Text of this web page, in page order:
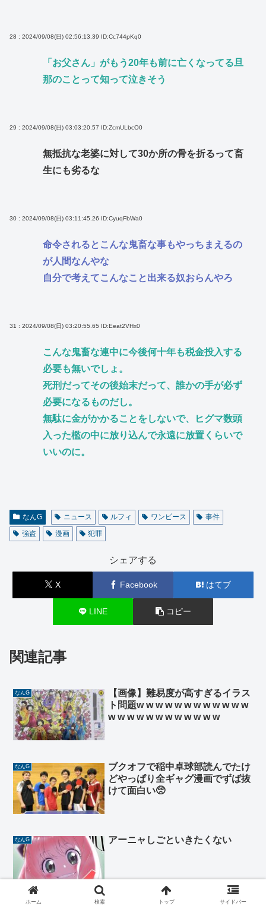
28 : 2024/09/08(日) 02:56:13.39 ID:Cc744pKq0
「お父さん」がもう20年も前に亡くなってる旦
那のことって知って泣きそう
29 : 2024/09/08(日) 03:03:20.57 ID:ZcmULbcO0
無抵抗な老婆に対して30か所の骨を折るって畜
生にも劣るな
30 : 2024/09/08(日) 03:11:45.26 ID:CyuqFbWa0
命令されるとこんな鬼畜な事もやっちまえるの
が人間なんやな
自分で考えてこんなこと出来る奴おらんやろ
31 : 2024/09/08(日) 03:20:55.65 ID:Eeat2VHx0
こんな鬼畜な連中に今後何十年も税金投入する
必要も無いでしょ。
死刑だってその後始末だって、誰かの手が必ず
必要になるものだし。
無駄に金がかかることをしないで、ヒグマ数頭
入った檻の中に放り込んで永遠に放置くらいで
いいのに。
なんG ニュース ルフィ ワンピース
事件
強盗
漫画 犯罪
シェアする
X Facebook はてブ
LINE コピー
関連記事
なんG
【画像】難易度が高すぎるイラス
ト問題w w w w w w w w w w w w
w w w w w w w w w w w w
なんG
ブクオフで稲中卓球部読んでたけ
どやっぱり全ギャグ漫画でずば抜
けて面白い🥺
なんG アーニャしごといきたくない
ホーム 検索 トップ サイドバー